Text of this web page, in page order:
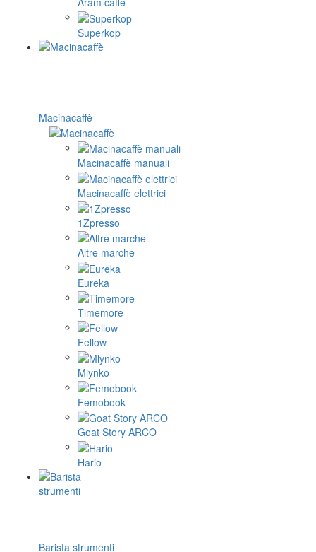
Superkop
Macinacaffè
Macinacaffè manuali
Macinacaffè elettrici
1Zpresso
Altre marche
Eureka
Timemore
Fellow
Mlynko
Femobook
Goat Story ARCO
Hario
Barista strumenti